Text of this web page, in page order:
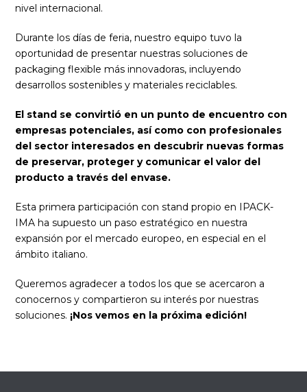
nivel internacional.
Durante los días de feria, nuestro equipo tuvo la
oportunidad de presentar nuestras soluciones de
packaging flexible más innovadoras, incluyendo
desarrollos sostenibles y materiales reciclables.
El stand se convirtió en un punto de encuentro con
empresas potenciales, así como con profesionales
del sector interesados en descubrir nuevas formas
de preservar, proteger y comunicar el valor del
producto a través del envase.
Esta primera participación con stand propio en IPACK-
IMA ha supuesto un paso estratégico en nuestra
expansión por el mercado europeo, en especial en el
ámbito italiano.
Queremos agradecer a todos los que se acercaron a
conocernos y compartieron su interés por nuestras
soluciones. ¡Nos vemos en la próxima edición!